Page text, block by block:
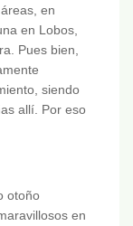
en
en Lobos,
Pues bien,
siendo
allí. Por eso
otoño
en